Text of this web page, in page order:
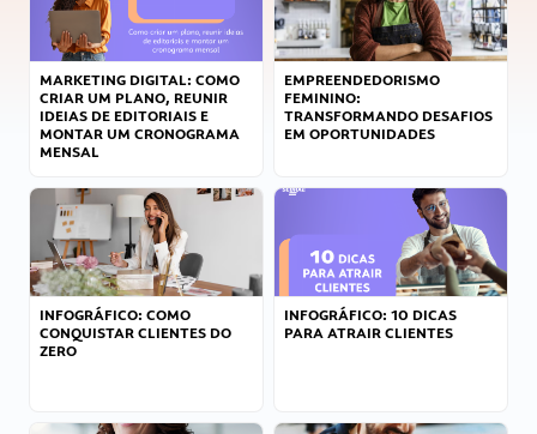
MARKETING DIGITAL: COMO
CRIAR UM PLANO, REUNIR
IDEIAS DE EDITORIAIS E
MONTAR UM CRONOGRAMA
MENSAL
EMPREENDEDORISMO
FEMININO:
TRANSFORMANDO DESAFIOS
EM OPORTUNIDADES
INFOGRÁFICO: COMO
CONQUISTAR CLIENTES DO
ZERO
INFOGRÁFICO: 10 DICAS
PARA ATRAIR CLIENTES